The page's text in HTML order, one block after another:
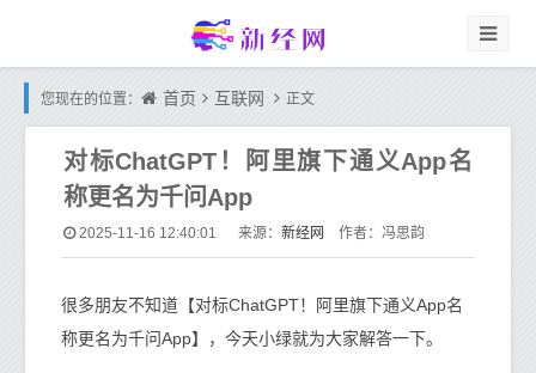
您现在的位置： 首页 互联网 正文
对标ChatGPT！阿里旗下通义App名
称更名为千问App
2025-11-16 12:40:01 来源： 新经网 作者：冯思韵
很多朋友不知道【对标ChatGPT！阿里旗下通义App名
称更名为千问App】，今天小绿就为大家解答一下。